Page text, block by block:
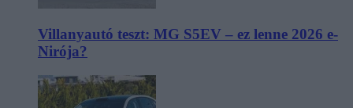
Villanyautó teszt: MG S5EV – ez lenne 2026 e-
Nirója?